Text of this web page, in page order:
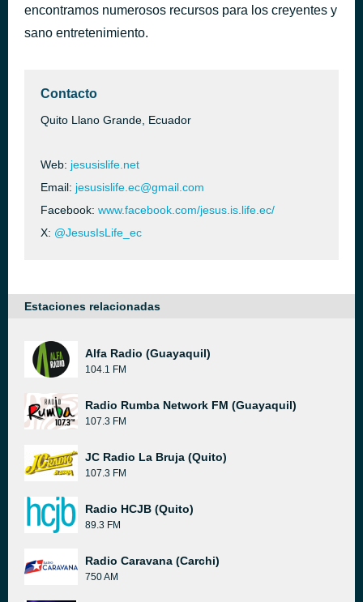
encontramos numerosos recursos para los creyentes y
sano entretenimiento.
Contacto
Quito Llano Grande, Ecuador
Web: jesusislife.net
Email: jesusislife.ec@gmail.com
Facebook: www.facebook.com/jesus.is.life.ec/
X: @JesusIsLife_ec
Estaciones relacionadas
Alfa Radio (Guayaquil)
104.1 FM
Radio Rumba Network FM (Guayaquil)
107.3 FM
JC Radio La Bruja (Quito)
107.3 FM
Radio HCJB (Quito)
89.3 FM
Radio Caravana (Carchi)
750 AM